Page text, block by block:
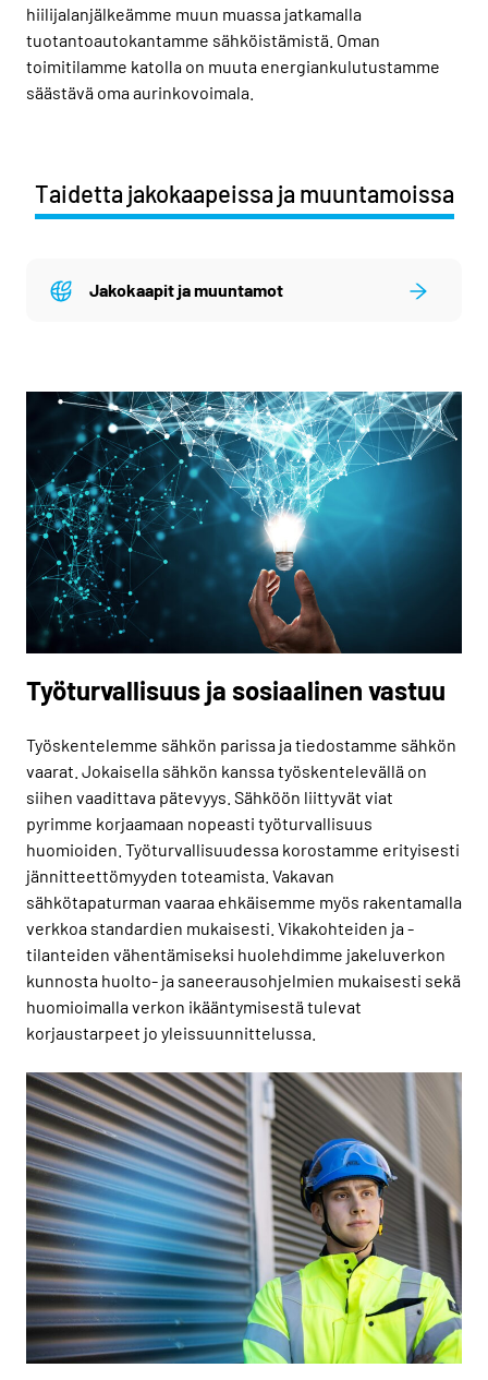
hiilijalanjälkeämme muun muassa jatkamalla
tuotantoautokantamme sähköistämistä. Oman
toimitilamme katolla on muuta energiankulutustamme
säästävä oma aurinkovoimala.
Taidetta jakokaapeissa ja muuntamoissa
Jakokaapit ja muuntamot
Työturvallisuus ja sosiaalinen vastuu
Työskentelemme sähkön parissa ja tiedostamme sähkön
vaarat. Jokaisella sähkön kanssa työskentelevällä on
siihen vaadittava pätevyys. Sähköön liittyvät viat
pyrimme korjaamaan nopeasti työturvallisuus
huomioiden. Työturvallisuudessa korostamme erityisesti
jännitteettömyyden toteamista. Vakavan
sähkötapaturman vaaraa ehkäisemme myös rakentamalla
verkkoa standardien mukaisesti. Vikakohteiden ja -
tilanteiden vähentämiseksi huolehdimme jakeluverkon
kunnosta huolto- ja saneerausohjelmien mukaisesti sekä
huomioimalla verkon ikääntymisestä tulevat
korjaustarpeet jo yleissuunnittelussa.